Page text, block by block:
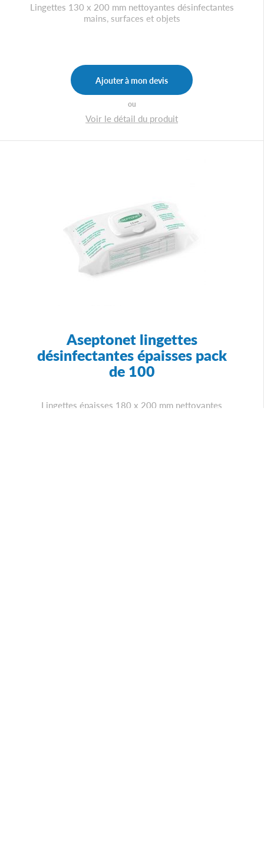
Lingettes 130 x 200 mm nettoyantes désinfectantes
mains, surfaces et objets
Ajouter à mon devis
ou
Voir le détail du produit
Aseptonet lingettes
désinfectantes épaisses pack
de 100
Lingettes épaisses 180 x 200 mm nettoyantes